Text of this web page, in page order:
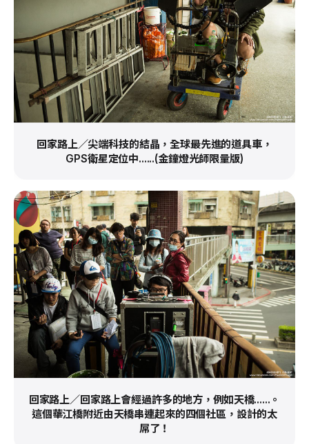
回家路上／尖端科技的結晶，全球最先進的道具車，
GPS衛星定位中......(金鐘燈光師限量版)
回家路上／回家路上會經過許多的地方，例如天橋......。
這個華江橋附近由天橋串連起來的四個社區，設計的太
屌了！